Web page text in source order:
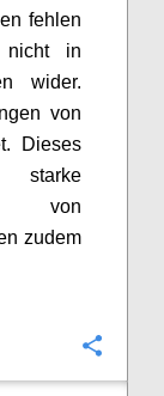
fehlen
in
n wider.
von
Dieses
von
zudem